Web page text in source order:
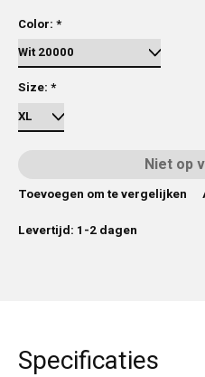
Color: *
Size: *
Niet op
Toevoegen om te vergelijken
Levertijd: 1-2 dagen
Specificaties